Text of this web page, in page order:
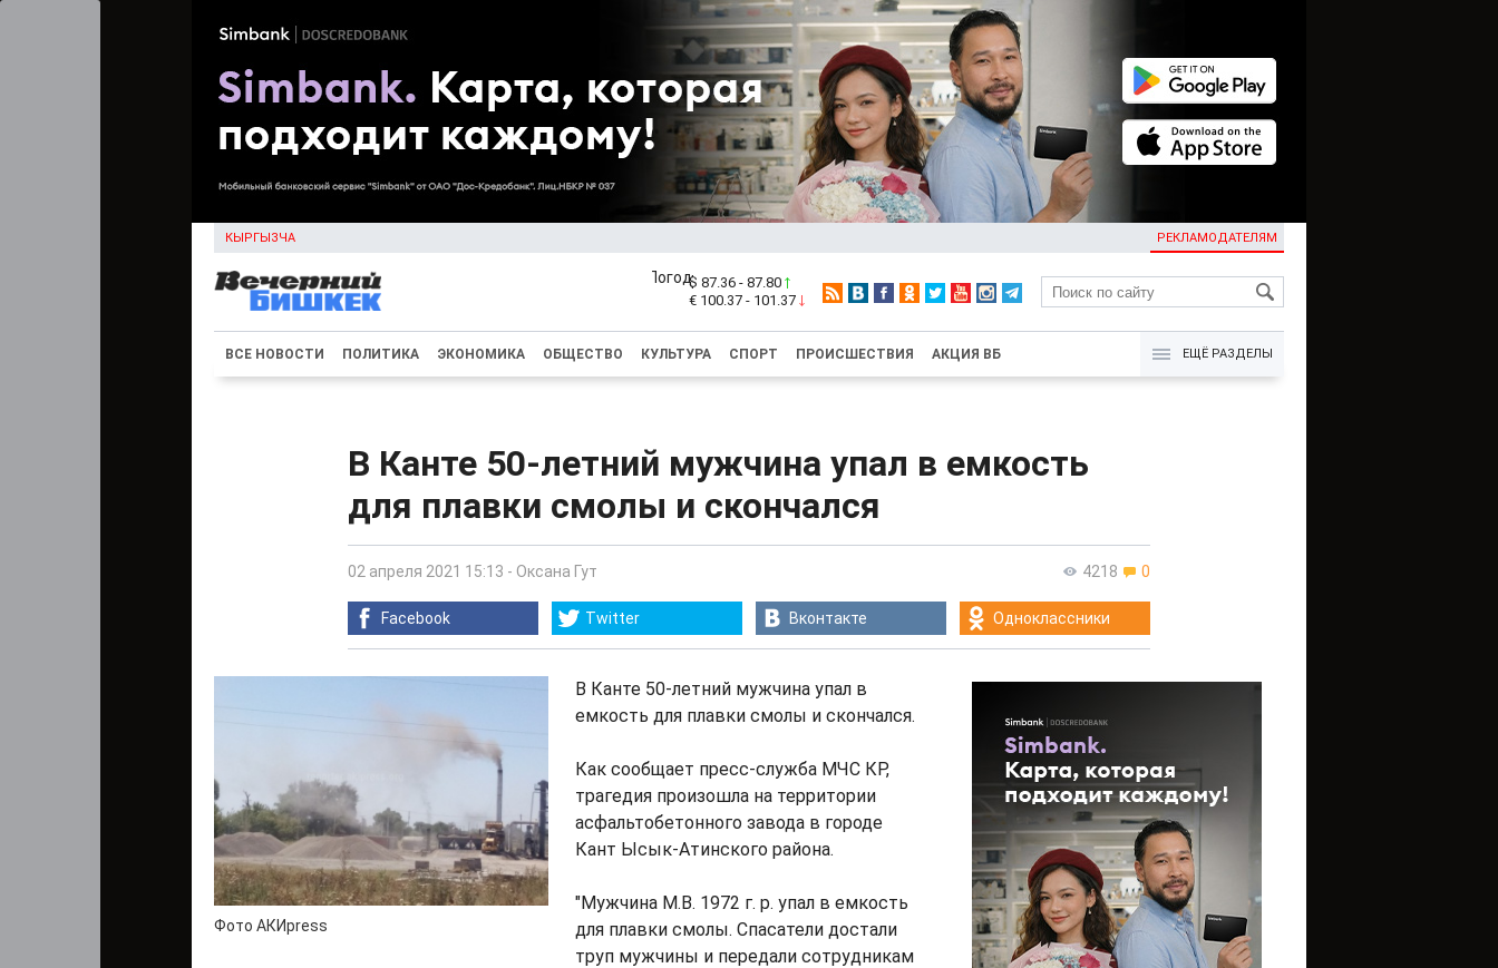
КЫРГЫЗЧА РЕКЛАМОДАТЕЛЯМ
KG
$ 87.36 - 87.80
€ 100.37 - 101.37
ВСЕ НОВОСТИ ПОЛИТИКА ЭКОНОМИКА ОБЩЕСТВО КУЛЬТУРА СПОРТ ПРОИСШЕСТВИЯ АКЦИЯ ВБ ЕЩЁ РАЗДЕЛЫ
В Канте 50-летний мужчина упал в емкость
для плавки смолы и скончался
4218 0
02 апреля 2021 15:13 - Оксана Гут
Facebook Twitter Вконтакте Одноклассники
Фото АКИpress
В Канте 50-летний мужчина упал в
емкость для плавки смолы и скончался.
Как сообщает пресс-служба МЧС КР,
трагедия произошла на территории
асфальтобетонного завода в городе
Кант Ысык-Атинского района.
"Мужчина М.В. 1972 г. р. упал в емкость
для плавки смолы. Спасатели достали
труп мужчины и передали сотрудникам